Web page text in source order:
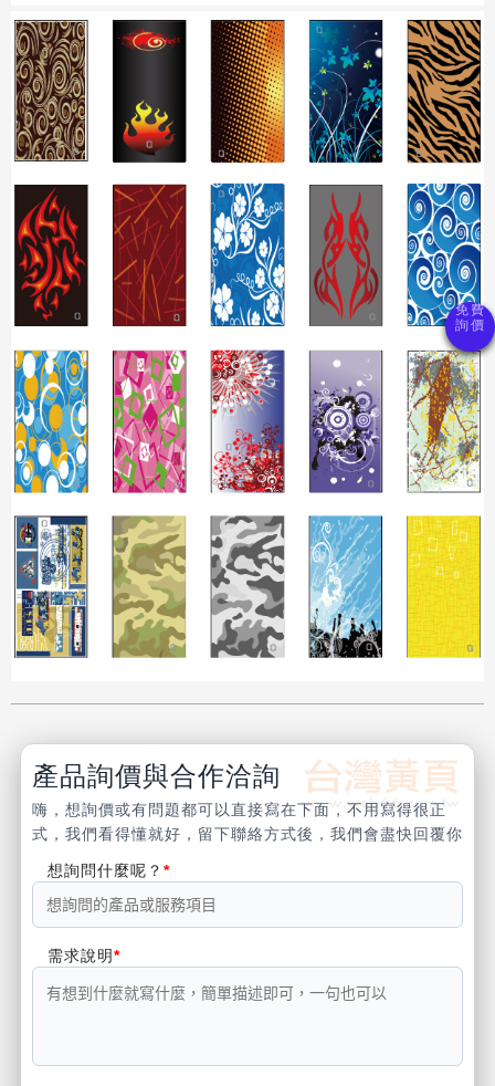
產品詢價與合作洽詢
嗨，想詢價或有問題都可以直接寫在下面，不用寫得很正
式，我們看得懂就好，留下聯絡方式後，我們會盡快回覆你
想詢問什麼呢？
需求說明